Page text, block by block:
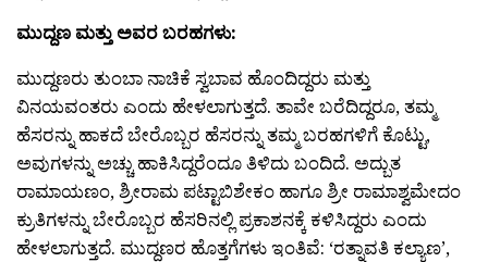
ಮುದ್ದಣ ಮತ್ತು ಅವರ ಬರಹಗಳು:
ಮುದ್ದಣರು ತುಂಬಾ ನಾಚಿಕೆ ಸ್ವಬಾವ ಹೊಂದಿದ್ದರು ಮತ್ತು
ವಿನಯವಂತರು ಎಂದು ಹೇಳಲಾಗುತ್ತದೆ. ತಾವೇ ಬರೆದಿದ್ದರೂ, ತಮ್ಮ
ಹೆಸರನ್ನು ಹಾಕದೆ ಬೇರೊಬ್ಬರ ಹೆಸರನ್ನು ತಮ್ಮ ಬರಹಗಳಿಗೆ ಕೊಟ್ಟು,
ಅವುಗಳನ್ನು ಅಚ್ಚು ಹಾಕಿಸಿದ್ದರೆಂದೂ ತಿಳಿದು ಬಂದಿದೆ. ಅದ್ಬುತ
ರಾಮಾಯಣಂ, ಶ್ರೀರಾಮ ಪಟ್ಟಾಬಿಶೇಕಂ ಹಾಗೂ ಶ್ರೀ ರಾಮಾಶ್ವಮೇದಂ
ಕ್ರುತಿಗಳನ್ನು ಬೇರೊಬ್ಬರ ಹೆಸರಿನಲ್ಲಿ ಪ್ರಕಾಶನಕ್ಕೆ ಕಳಿಸಿದ್ದರು ಎಂದು
ಹೇಳಲಾಗುತ್ತದೆ. ಮುದ್ದಣರ ಹೊತ್ತಗೆಗಳು ಇಂತಿವೆ: ‘ರತ್ನಾವತಿ ಕಲ್ಯಾಣ’,